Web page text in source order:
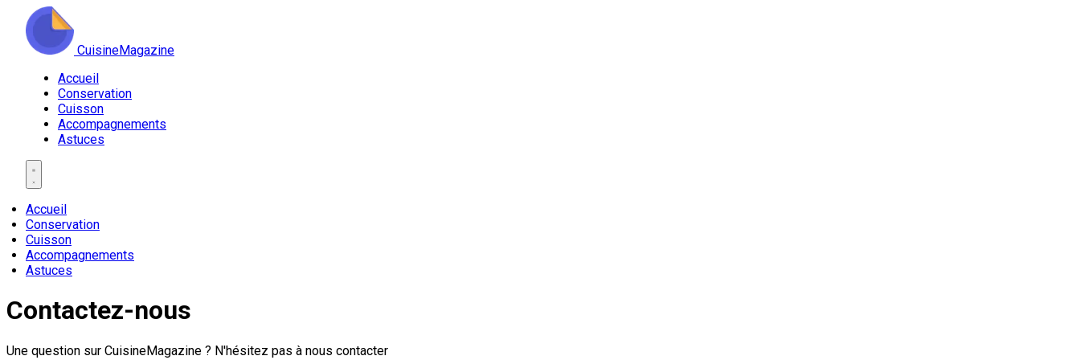
CuisineMagazine
Accueil
Conservation
Cuisson
Accompagnements
Astuces
Accueil
Conservation
Cuisson
Accompagnements
Astuces
Contactez-nous
Une question sur CuisineMagazine ? N'hésitez pas à nous contacter